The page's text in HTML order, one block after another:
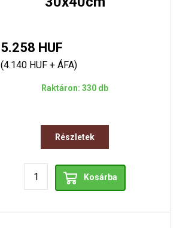
5.258 HUF
(4.140 HUF + ÁFA)
Raktáron: 330 db
Részletek
Kosárba